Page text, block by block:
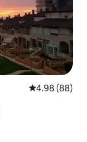
從 88 則評價
4.98 (88)